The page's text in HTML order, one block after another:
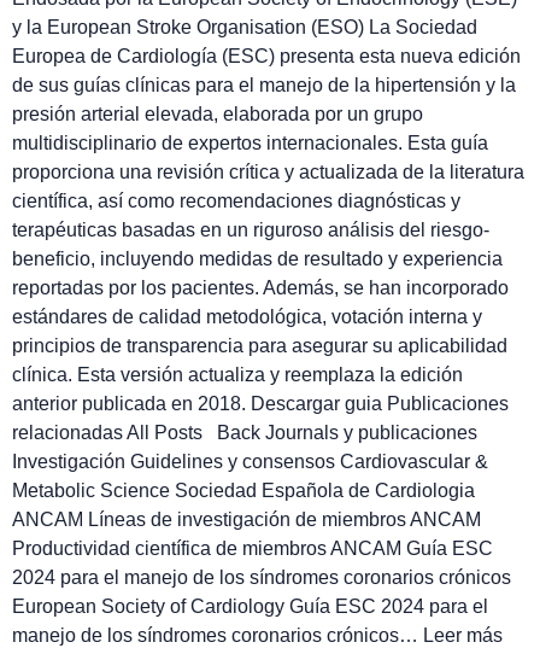
y la European Stroke Organisation (ESO) La Sociedad
Europea de Cardiología (ESC) presenta esta nueva edición
de sus guías clínicas para el manejo de la hipertensión y la
presión arterial elevada, elaborada por un grupo
multidisciplinario de expertos internacionales. Esta guía
proporciona una revisión crítica y actualizada de la literatura
científica, así como recomendaciones diagnósticas y
terapéuticas basadas en un riguroso análisis del riesgo-
beneficio, incluyendo medidas de resultado y experiencia
reportadas por los pacientes. Además, se han incorporado
estándares de calidad metodológica, votación interna y
principios de transparencia para asegurar su aplicabilidad
clínica. Esta versión actualiza y reemplaza la edición
anterior publicada en 2018. Descargar guia Publicaciones
relacionadas All Posts Back Journals y publicaciones
Investigación Guidelines y consensos Cardiovascular &
Metabolic Science Sociedad Española de Cardiologia
ANCAM Líneas de investigación de miembros ANCAM
Productividad científica de miembros ANCAM Guía ESC
2024 para el manejo de los síndromes coronarios crónicos
European Society of Cardiology Guía ESC 2024 para el
manejo de los síndromes coronarios crónicos… Leer más